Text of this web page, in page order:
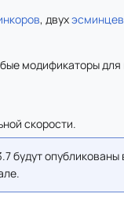
, двухэсминцев
модификаторы для
скорости.
будут опубликованы